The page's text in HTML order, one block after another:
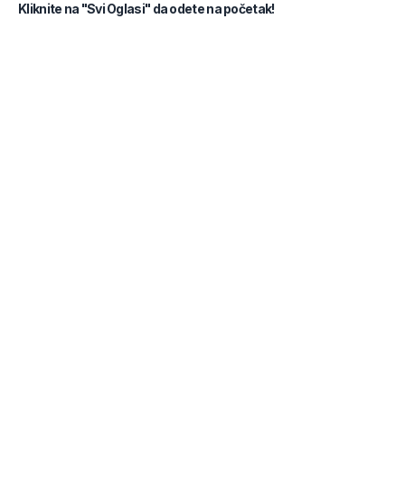
Kliknite na "Svi Oglasi" da odete na početak!